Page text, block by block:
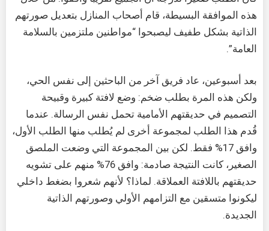
هذه الموافقة البسيطة، قام أصحاب المنازل بتعديل صورتهم
الذاتية بشكل طفيف ليصبحوا “مواطنين ملتزمين بالسلامة
العامة”.
بعد أسبوعين، عاد فريق آخر من الباحثين إلى نفس الحي،
ولكن هذه المرة بطلب ضخم: وضع لافتة كبيرة وقبيحة
التصميم في حديقتهم الأمامية تحمل نفس الرسالة. عندما
قُدم هذا الطلب لمجموعة أخرى لم يُطلب منها الطلب الأول،
وافق 17% فقط. لكن بين المجموعة التي وضعت الملصق
الصغير، كانت النتيجة صادمة: وافق 76% منهم على تشويه
حديقتهم باللافتة العملاقة. لماذا؟ لأنهم شعروا بضغط داخلي
ليكونوا متسقين مع التزامهم الأولي وصورتهم الذاتية
الجديدة.